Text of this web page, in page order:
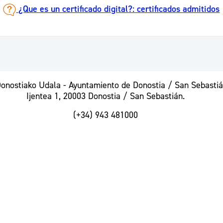
¿Que es un certificado digital?: certificados admitidos
Udala - Ayuntamiento de Donostia / San
Ijentea 1, 20003 Donostia / San Sebastián.
(+34) 943 481000